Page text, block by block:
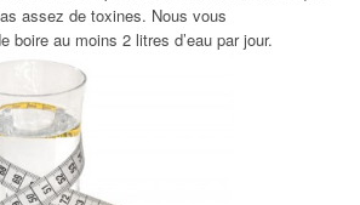
assez de toxines. Nous vous
boire au moins 2 litres d’eau par jour.